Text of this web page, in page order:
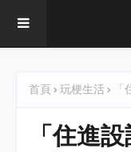
首頁 玩梗生活
「住進